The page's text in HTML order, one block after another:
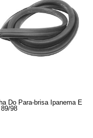
Do Para-brisa Ipanema E
98